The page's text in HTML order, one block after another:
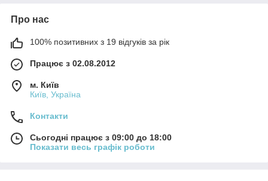
Про нас
100% позитивних з 19 відгуків за рік
Працює з 02.08.2012
м. Київ
Київ, Україна
Контакти
Сьогодні працює з 09:00 до 18:00
Показати весь графік роботи